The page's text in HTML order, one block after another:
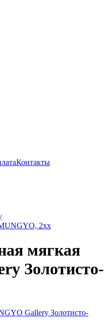
Контакты
2xx
мягкая
Золотисто-